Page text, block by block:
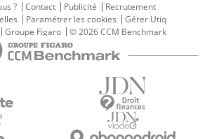
?
Contact Publicité
Recrutement
Paramétrer les cookies
Gérer Utiq
Groupe Figaro © 2026 CCM Benchmark